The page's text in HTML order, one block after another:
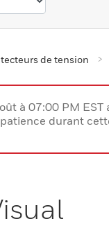
de tension
à 07:00 PM
durant